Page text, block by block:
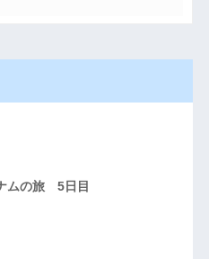
ムの旅 5日目